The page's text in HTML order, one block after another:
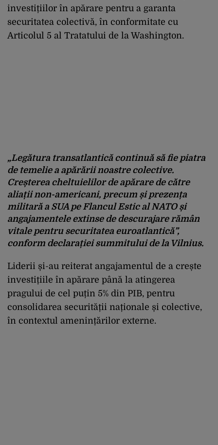
investițiilor în apărare pentru a garanta
securitatea colectivă, în conformitate cu
Articolul 5 al Tratatului de la Washington.
„Legătura transatlantică continuă să fie piatra
de temelie a apărării noastre colective.
Creșterea cheltuielilor de apărare de către
aliații non-americani, precum și prezența
militară a SUA pe Flancul Estic al NATO și
angajamentele extinse de descurajare rămân
vitale pentru securitatea euroatlantică”,
conform declarației summitului de la Vilnius.
Liderii și-au reiterat angajamentul de a crește
investițiile în apărare până la atingerea
pragului de cel puțin 5% din PIB, pentru
consolidarea securității naționale și colective,
în contextul amenințărilor externe.